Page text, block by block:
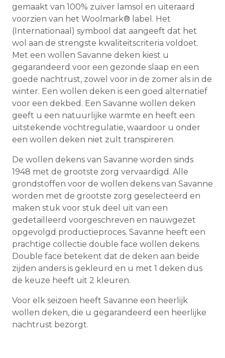
gemaakt van 100% zuiver lamsol en uiteraard
voorzien van het Woolmark® label. Het
(Internationaal) symbool dat aangeeft dat het
wol aan de strengste kwaliteitscriteria voldoet.
Met een wollen Savanne deken kiest u
gegarandeerd voor een gezonde slaap en een
goede nachtrust, zowel voor in de zomer als in de
winter. Een wollen deken is een goed alternatief
voor een dekbed. Een Savanne wollen deken
geeft u een natuurlijke warmte en heeft een
uitstekende vochtregulatie, waardoor u onder
een wollen deken niet zult transpireren.
De wollen dekens van Savanne worden sinds
1948 met de grootste zorg vervaardigd. Alle
grondstoffen voor de wollen dekens van Savanne
worden met de grootste zorg geselecteerd en
maken stuk voor stuk deel uit van een
gedetailleerd voorgeschreven en nauwgezet
opgevolgd productieproces. Savanne heeft een
prachtige collectie double face wollen dekens.
Double face betekent dat de deken aan beide
zijden anders is gekleurd en u met 1 deken dus
de keuze heeft uit 2 kleuren.
Voor elk seizoen heeft Savanne een heerlijk
wollen deken, die u gegarandeerd een heerlijke
nachtrust bezorgt.